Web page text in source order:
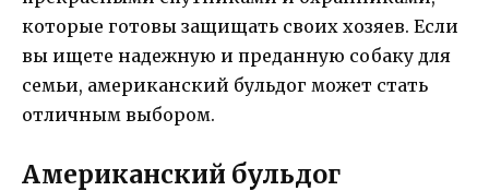
которые готовы защищать своих хозяев. Если
вы ищете надежную и преданную собаку для
семьи, американский бульдог может стать
отличным выбором.
Американский бульдог